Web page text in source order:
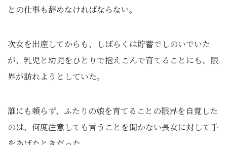
との仕事も辞めなければならない。
次女を出産してからも、しばらくは貯蓄でしのいでいた
が、乳児と幼児をひとりで抱えこんで育てることにも、限
界が訪れようとしていた。
誰にも頼らず、ふたりの娘を育てることの限界を自覚した
のは、何度注意しても言うことを聞かない長女に対して手